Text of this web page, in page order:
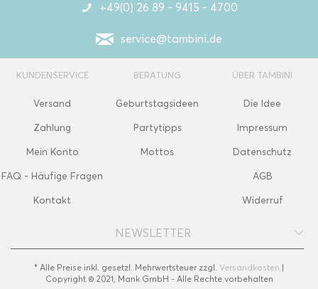
+49(0) 26 89 - 9415 - 4700
service@tambini.de
KUNDENSERVICE
Versand
Zahlung
Mein Konto
FAQ - Häufige Fragen
Kontakt
BERATUNG
Geburtstagsideen
Partytipps
Mottos
ÜBER TAMBINI
Die Idee
Impressum
Datenschutz
AGB
Widerruf
NEWSLETTER
* Alle Preise inkl. gesetzl. Mehrwertsteuer zzgl. Versandkosten |
Copyright © 2021, Mank GmbH - Alle Rechte vorbehalten